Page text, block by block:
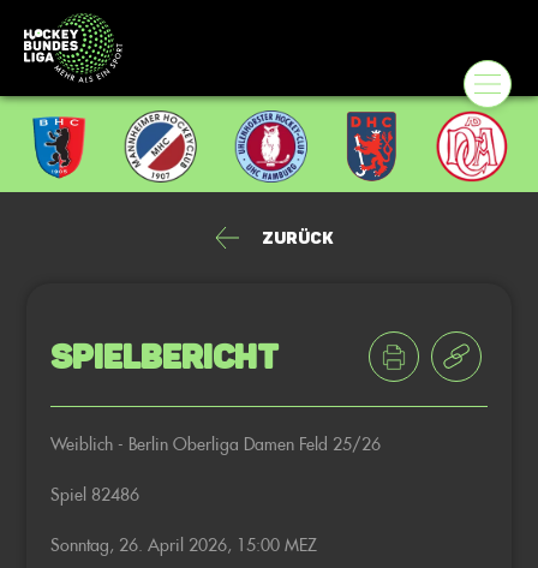
Zurück
Spielbericht
Weiblich - Berlin Oberliga Damen Feld 25/26
Spiel 82486
Sonntag, 26. April 2026, 15:00 MEZ